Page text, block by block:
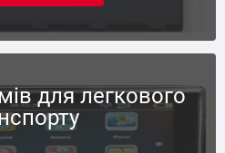
для легкового